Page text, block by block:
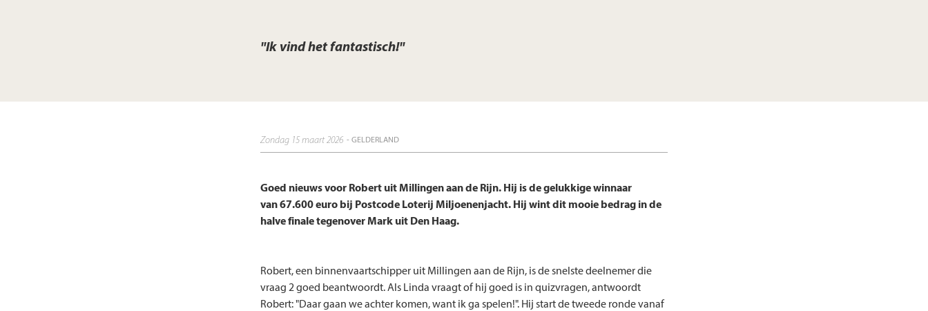
"Ik vind het fantastisch!"
zondag 15 maart 2026 - GELDERLAND
Goed nieuws voor Robert uit Millingen aan de Rijn. Hij is de gelukkige winnaar
van 67.600 euro bij Postcode Loterij Miljoenenjacht. Hij wint dit mooie bedrag in de
halve finale tegenover Mark uit Den Haag.
Robert, een binnenvaartschipper uit Millingen aan de Rijn, is de snelste deelnemer die
vraag 2 goed beantwoordt. Als Linda vraagt of hij goed is in quizvragen, antwoordt
Robert: "Daar gaan we achter komen, want ik ga spelen!". Hij start de tweede ronde vanaf